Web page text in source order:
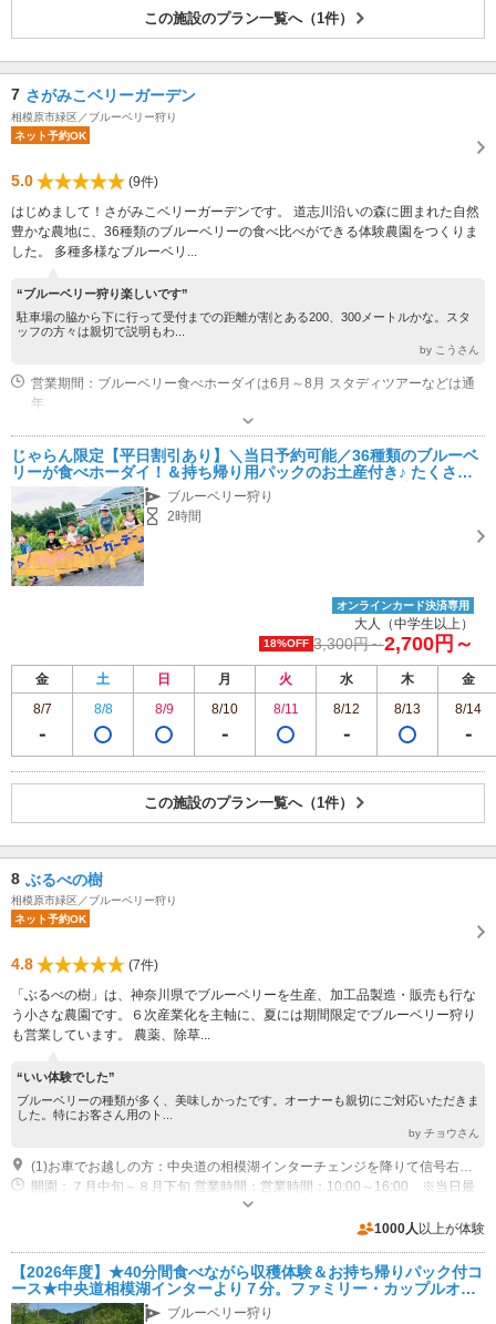
この施設のプラン一覧へ（1件）
7 さがみこベリーガーデン
相模原市緑区／ブルーベリー狩り
ネット予約OK
5.0
(9件)
はじめまして！さがみこベリーガーデンです。 道志川沿いの森に囲まれた自然
豊かな農地に、36種類のブルーベリーの食べ比べができる体験農園をつくりま
した。 多種多様なブルーベリ...
“ブルーベリー狩り楽しいです”
駐車場の脇から下に行って受付までの距離が割とある200、300メートルかな。スタ
ッフの方々は親切で説明もわ...
by こうさん
営業期間：ブルーベリー食べホーダイは6月～8月 スタディツアーなどは通
年
じゃらん限定【平日割引あり】＼当日予約可能／36種類のブルーベ
リーが食べホーダイ！＆持ち帰り用パックのお土産付き♪ たくさん
の日陰で真夏でも涼しく摘み取れます！ファミリーに最適
ブルーベリー狩り
2時間
オンラインカード決済専用
大人（中学生以上）
18%OFF 3,300円～2,700円～
金 土 日 月 火 水 木
金
8/7
8/8 8/9 8/10 8/11 8/12 8/13 8/14
この施設のプラン一覧へ（1件）
8 ぶるべの樹
相模原市緑区／ブルーベリー狩り
ネット予約OK
4.8
(7件)
「ぶるべの樹」は、神奈川県でブルーベリーを生産、加工品製造・販売も行な
う小さな農園です。６次産業化を主軸に、夏には期間限定でブルーベリー狩り
も営業しています。 農薬、除草...
“いい体験でした”
ブルーベリーの種類が多く、美味しかったです。オーナーも親切にご対応いただきま
した。特にお客さん用のト...
by チョウさん
(1)お車でお越しの方：中央道の相模湖インターチェンジを降りて信号右折、山梨方面に進みます。そこから信号3つ目の「日連入口」の信号を左折して日連大橋を渡ります。そのまま道なりに進み、坂沢橋を渡るとすぐ左手です。 電車等でお越しの方：JR中央本線「藤野」駅を下車します。駅前から神奈川中央交通バス「やまなみ温泉・奥牧野」行きで約８分、「芸術の家」駅下車しすぐ左手です。
開園：７月中旬～８月下旬 営業時間：営業時間：10:00～16:00 ※当日最
終受付15:30 定休日：毎週火、水曜日
1000人 以上が体験
【2026年度】★40分間食べながら収穫体験＆お持ち帰りパック付コ
ース★中央道相模湖インターより７分。ファミリー・カップルオス
スメ♪
ブルーベリー狩り